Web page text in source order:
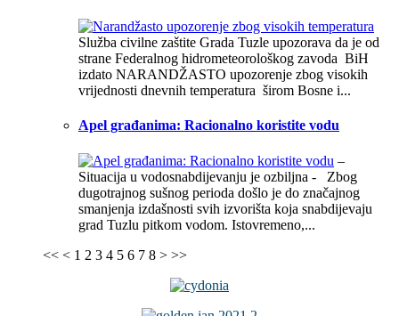
Služba civilne zaštite Grada Tuzle upozorava da je od
strane Federalnog hidrometeorološkog zavoda BiH
izdato NARANDŽASTO upozorenje zbog visokih
vrijednosti dnevnih temperatura širom Bosne i...
Apel građanima: Racionalno koristite vodu
–
Situacija u vodosnabdijevanju je ozbiljna - Zbog
dugotrajnog sušnog perioda došlo je do značajnog
smanjenja izdašnosti svih izvorišta koja snabdijevaju
grad Tuzlu pitkom vodom. Istovremeno,...
<< < 1 2 3 4 5 6 7 8 > >>